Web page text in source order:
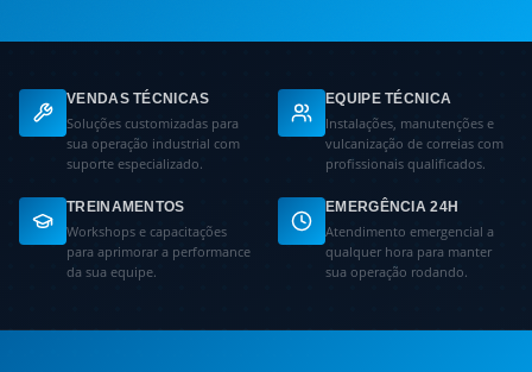
VENDAS TÉCNICAS
Soluções customizadas para
sua operação industrial com
suporte especializado.
EQUIPE TÉCNICA
Instalações, manutenções e
vulcanização de correias com
profissionais qualificados.
TREINAMENTOS
Workshops e capacitações
para aprimorar a performance
da sua equipe.
EMERGÊNCIA 24H
Atendimento emergencial a
qualquer hora para manter
sua operação rodando.